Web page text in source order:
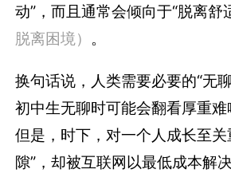
动”，而且通常会倾向于“脱离舒
脱离困境） 。
换句话说，人类需要必要的“无
初中生无聊时可能会翻看厚重难
但是，时下，对一个人成长至关
隙”，却被互联网以最低成本解决